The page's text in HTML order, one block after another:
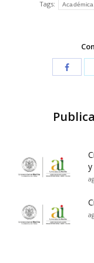
Tags: